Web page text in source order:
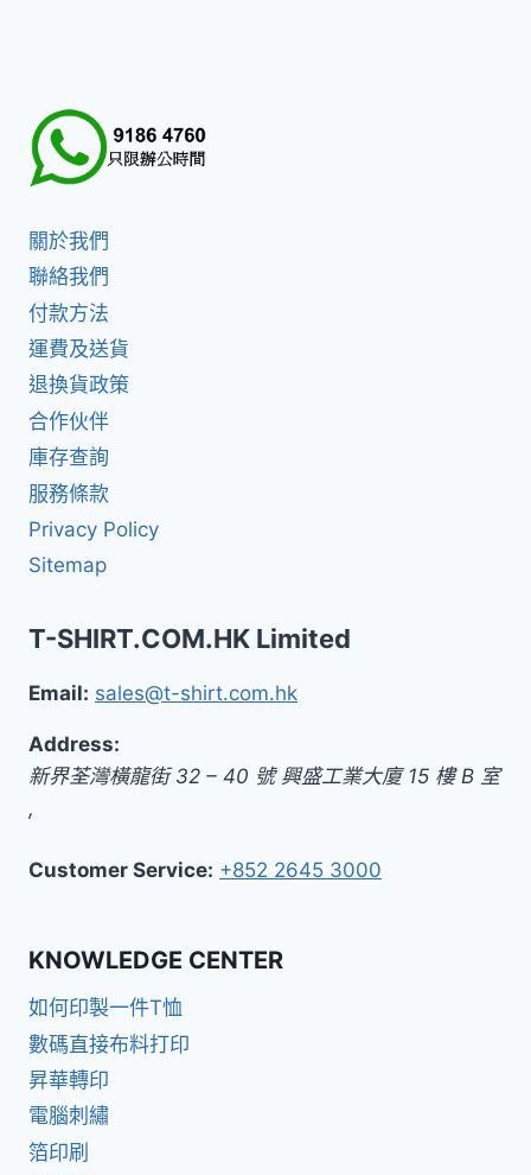
關於我們
聯絡我們
付款方法
運費及送貨
退換貨政策
合作伙伴
庫存查詢
服務條款
Privacy Policy
Sitemap
T-SHIRT.COM.HK Limited
Email: sales@t-shirt.com.hk
Address:
新界荃灣橫龍街 32 – 40 號 興盛工業大廈 15 樓 B 室
,
Customer Service: +852 2645 3000
KNOWLEDGE CENTER
如何印製一件T恤
數碼直接布料打印
昇華轉印
電腦刺繡
箔印刷